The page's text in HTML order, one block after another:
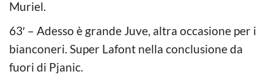
Muriel.
63′ – Adesso è grande Juve, altra occasione per i
bianconeri. Super Lafont nella conclusione da
fuori di Pjanic.